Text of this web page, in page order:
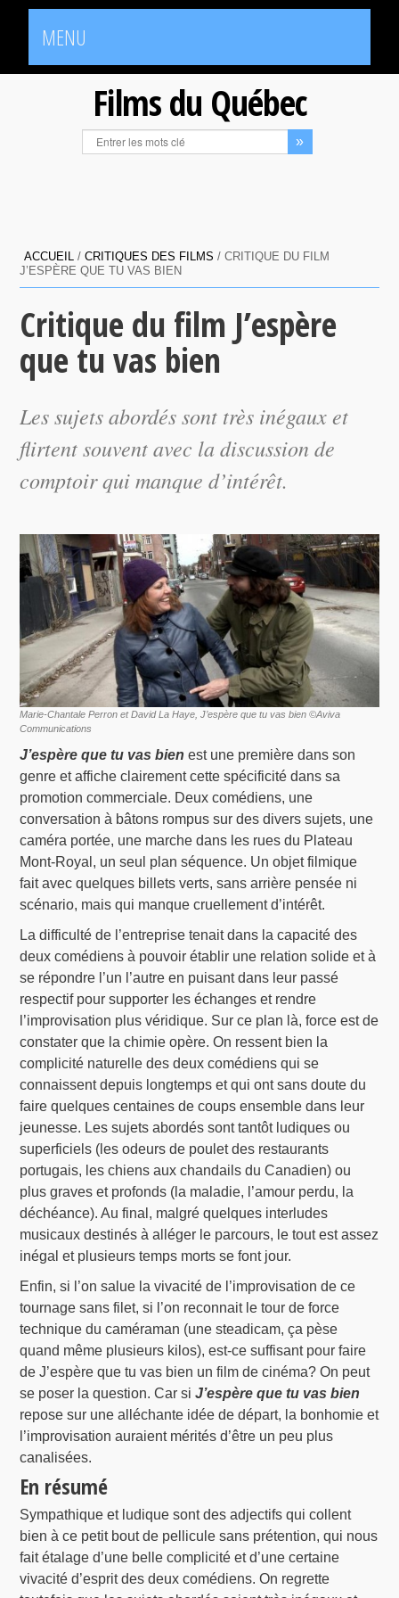
MENU
Films du Québec
ACCUEIL /CRITIQUES DES FILMS /CRITIQUE DU FILM
J’ESPÈRE QUE TU VAS BIEN
Critique du film J’espère
que tu vas bien
Les sujets abordés sont très inégaux et
flirtent souvent avec la discussion de
comptoir qui manque d’intérêt.
Marie-Chantale Perron et David La Haye, J’espère que tu vas bien ©Aviva
Communications
J’espère que tu vas bien est une première dans son
genre et affiche clairement cette spécificité dans sa
promotion commerciale. Deux comédiens, une
conversation à bâtons rompus sur des divers sujets, une
caméra portée, une marche dans les rues du Plateau
Mont-Royal, un seul plan séquence. Un objet filmique
fait avec quelques billets verts, sans arrière pensée ni
scénario, mais qui manque cruellement d’intérêt.
La difficulté de l’entreprise tenait dans la capacité des
deux comédiens à pouvoir établir une relation solide et à
se répondre l’un l’autre en puisant dans leur passé
respectif pour supporter les échanges et rendre
l’improvisation plus véridique. Sur ce plan là, force est de
constater que la chimie opère. On ressent bien la
complicité naturelle des deux comédiens qui se
connaissent depuis longtemps et qui ont sans doute du
faire quelques centaines de coups ensemble dans leur
jeunesse. Les sujets abordés sont tantôt ludiques ou
superficiels (les odeurs de poulet des restaurants
portugais, les chiens aux chandails du Canadien) ou
plus graves et profonds (la maladie, l’amour perdu, la
déchéance). Au final, malgré quelques interludes
musicaux destinés à alléger le parcours, le tout est assez
inégal et plusieurs temps morts se font jour.
Enfin, si l’on salue la vivacité de l’improvisation de ce
tournage sans filet, si l’on reconnait le tour de force
technique du caméraman (une steadicam, ça pèse
quand même plusieurs kilos), est-ce suffisant pour faire
de J’espère que tu vas bien un film de cinéma? On peut
se poser la question. Car siJ’espère que tu vas bien
repose sur une alléchante idée de départ, la bonhomie et
l’improvisation auraient mérités d’être un peu plus
canalisées.
En résumé
Sympathique et ludique sont des adjectifs qui collent
bien à ce petit bout de pellicule sans prétention, qui nous
fait étalage d’une belle complicité et d’une certaine
vivacité d’esprit des deux comédiens. On regrette